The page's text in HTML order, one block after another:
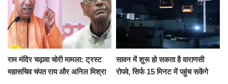
राम मंदिर चढ़ावा चोरी मामला: ट्रस्ट
महासचिव चंपत राय और अनिल मिश्रा
सावन में शुरू हो सकता है वाराणसी
रोपवे, सिर्फ 15 मिनट में पहुंच सकेंगे